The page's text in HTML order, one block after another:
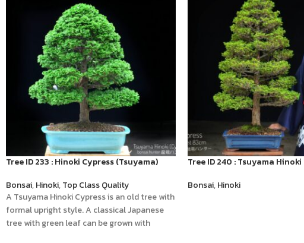
Tree ID 233 : Hinoki Cypress (Tsuyama)
Bonsai,Hinoki,Top Class Quality
A Tsuyama Hinoki Cypress is an old tree with
formal upright style. A classical Japanese
tree with green leaf can be grown with
Tree ID 240 : Tsuyama Hinoki
Bonsai, Hinoki